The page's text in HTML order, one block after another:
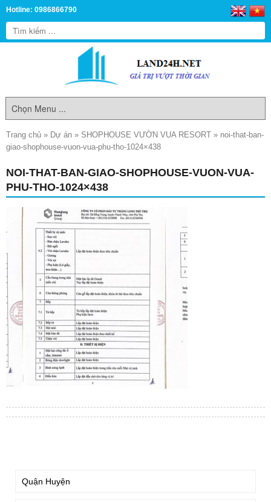
Hotline: 0986866790
Trang chủ » Dự án » SHOPHOUSE VƯỜN VUA RESORT » noi-that-ban-
giao-shophouse-vuon-vua-phu-tho-1024×438
NOI-THAT-BAN-GIAO-SHOPHOUSE-VUON-VUA-
PHU-THO-1024×438